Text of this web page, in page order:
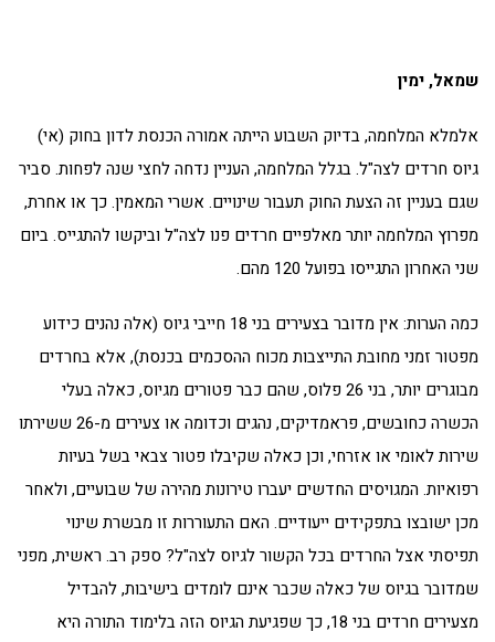
שמאל, ימין
אלמלא המלחמה, בדיוק השבוע הייתה אמורה הכנסת לדון בחוק (אי)
גיוס חרדים לצה"ל. בגלל המלחמה, העניין נדחה לחצי שנה לפחות. סביר
שגם בעניין זה הצעת החוק תעבור שינויים. אשרי המאמין. כך או אחרת,
מפרוץ המלחמה יותר מאלפיים חרדים פנו לצה"ל וביקשו להתגייס. ביום
שני האחרון התגייסו בפועל 120 מהם.
כמה הערות: אין מדובר בצעירים בני 18 חייבי גיוס (אלה נהנים כידוע
מפטור זמני מחובת התייצבות מכוח ההסכמים בכנסת), אלא בחרדים
מבוגרים יותר, בני 26 פלוס, שהם כבר פטורים מגיוס, כאלה בעלי
הכשרה כחובשים, פראמדיקים, נהגים וכדומה או צעירים מ-26 ששירתו
שירות לאומי או אזרחי, וכן כאלה שקיבלו פטור צבאי בשל בעיות
רפואיות. המגויסים החדשים יעברו טירונות מהירה של שבועיים, ולאחר
מכן ישובצו בתפקידים ייעודיים. האם התעוררות זו מבשרת שינוי
תפיסתי אצל החרדים בכל הקשור לגיוס לצה"ל? ספק רב. ראשית, מפני
שמדובר בגיוס של כאלה שכבר אינם לומדים בישיבות, להבדיל
מצעירים חרדים בני 18, כך שפגיעת הגיוס הזה בלימוד התורה היא